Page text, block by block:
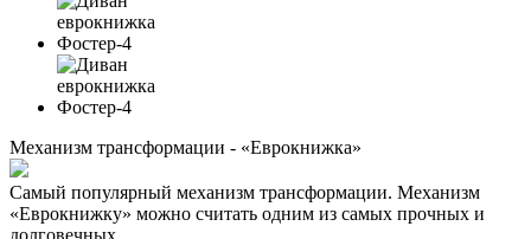
Механизм трансформации - «Еврокнижка»
Самый популярный механизм трансформации. Механизм
«Еврокнижку» можно считать одним из самых прочных и
долговечных